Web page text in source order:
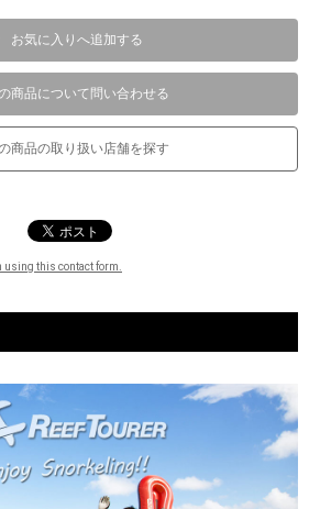
お気に入りへ追加する
商品について問い合わせる
商品の取り扱い店舗を探す
using this contact form.